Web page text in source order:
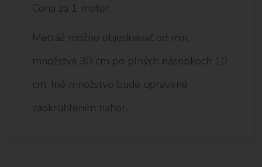
Cena za 1 meter.
Metráž možno objednávať od min.
množstva 30 cm po plných násobkoch 10
cm. Iné množstvo bude upravené
zaokrúhlením nahor.